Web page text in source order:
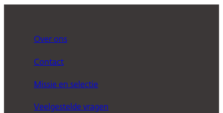
Over ons
Contact
Missie en selectie
Veelgestelde vragen